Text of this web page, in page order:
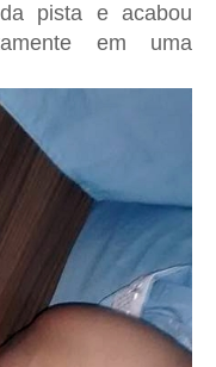
pista e acabou
em uma